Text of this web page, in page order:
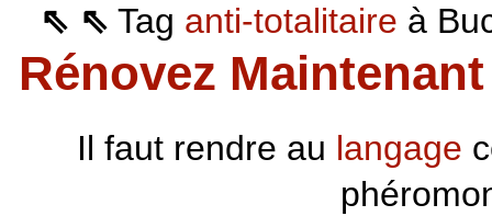
⇖ ⇖ Tag anti-totalitaire à
Rénovez
Il faut rendre au langage